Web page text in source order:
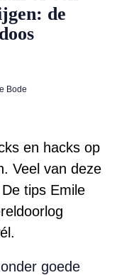
de
Bode
en hacks op
Veel van deze
tips Emile
goede